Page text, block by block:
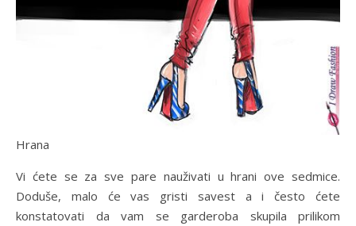
Hrana
Vi ćete se za sve pare nauživati u hrani ove sedmice.
Doduše, malo će vas gristi savest a i često ćete
konstatovati da vam se garderoba skupila prilikom